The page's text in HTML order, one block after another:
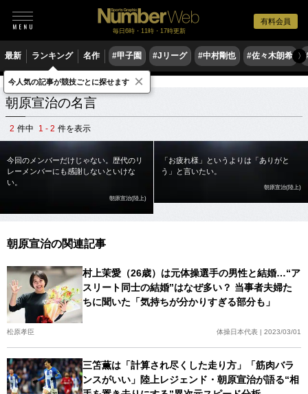
有料会員
毎日6時・11時・17時更新
最新 ランキング 名作 #甲子園 #Jリーグ #中村剛也 #佐々木朗希 〉
スポーツ名言集 ア 朝原宣治
朝原宣治の名言
2 件中 1 - 2 件を表示
今回のメンバーだけじゃない。歴代のリ
レーメンバーにも感謝しないといけな
い。
朝原宣治(陸上)
「お疲れ様」というよりは「ありがと
う」と言いたい。
朝原宣治(陸上)
朝原宣治の関連記事
村上茉愛（26歳）は元体操選手の男性と結婚…“ア
スリート同士の結婚”はなぜ多い？ 当事者夫婦た
ちに聞いた「気持ちが分かりすぎる部分も」
松原孝臣 体操日本代表 | 2023/03/01
三笘薫は「計算され尽くした走り方」「筋肉バラ
ンスがいい」陸上レジェンド・朝原宣治が語る“相
今人気の記事が競技ごとに探せます ×